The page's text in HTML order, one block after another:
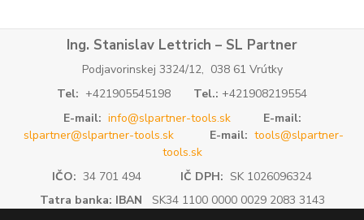
Ing. Stanislav Lettrich – SL Partner
Podjavorinskej 3324/12, 038 61 Vrútky
Tel: +421905545198 Tel.: +421908219554
E-mail: info@slpartner-tools.sk
E-mail:
slpartner@slpartner-tools.sk
E-mail: tools@slpartner-
tools.sk
IČO: 34 701 494 IČ DPH: SK 1026096324
Tatra banka: IBAN SK34 1100 0000 0029 2083 3143